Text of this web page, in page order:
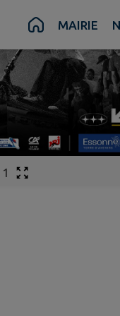
Pied de pageMAIRIE
1